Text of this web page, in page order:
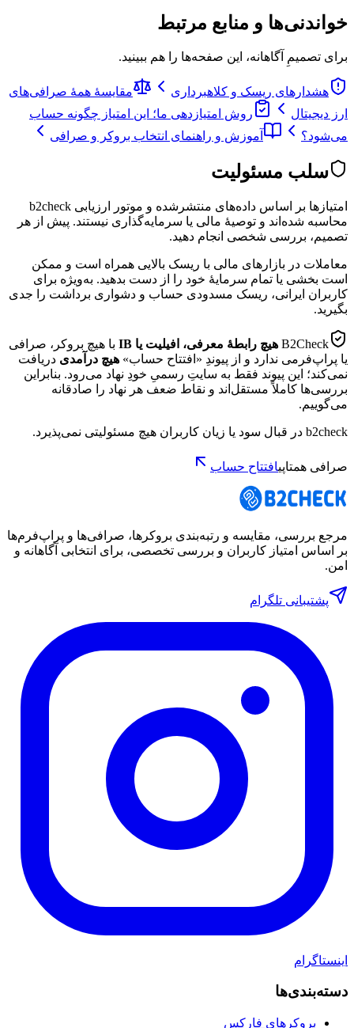
خواندنی‌ها و منابع مرتبط
برای تصمیمِ آگاهانه، این صفحه‌ها را هم ببینید.
هشدارهای ریسک و کلاهبرداری
مقایسهٔ همهٔ صرافی‌های
ارز دیجیتال
روش امتیازدهی ما؛ این امتیاز چگونه حساب
می‌شود؟
آموزش و راهنمای انتخاب بروکر و صرافی
سلب مسئولیت
امتیازها بر اساس داده‌های منتشرشده و موتور ارزیابی b2check
محاسبه شده‌اند و توصیهٔ مالی یا سرمایه‌گذاری نیستند. پیش از هر
تصمیم، بررسی شخصی انجام دهید.
معاملات در بازارهای مالی با ریسک بالایی همراه است و ممکن
است بخشی یا تمام سرمایهٔ خود را از دست بدهید. به‌ویژه برای
کاربران ایرانی، ریسک مسدودی حساب و دشواری برداشت را جدی
بگیرید.
B2Check هیچ رابطهٔ معرفی، افیلیت یا IB
با هیچ بروکر، صرافی
یا پراپ‌فرمی ندارد و از پیوندِ «افتتاح حساب» هیچ درآمدی دریافت
نمی‌کند؛ این پیوند فقط به سایتِ رسمیِ خودِ نهاد می‌رود. بنابراین
بررسی‌ها کاملاً مستقل‌اند و نقاط ضعف هر نهاد را صادقانه
می‌گوییم.
b2check در قبال سود یا زیان کاربران هیچ مسئولیتی نمی‌پذیرد.
صرافی همتاپیافتتاح حساب
مرجع بررسی، مقایسه و رتبه‌بندی بروکرها، صرافی‌ها و پراپ‌فرم‌ها
بر اساس امتیاز کاربران و بررسی تخصصی، برای انتخابی آگاهانه و
امن.
پشتیبانی تلگرام
اینستاگرام
دسته‌بندی‌ها
بروکرهای فارکس